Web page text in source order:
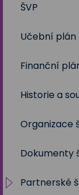
2024/2025
2023/2024
2022/
2021/
2020/
2019/
2018/
Volby 2017
Volby
Volby
ŠVP
Učební plán
Finanční
Historie a
Organizace
Dokumenty
Partnerské